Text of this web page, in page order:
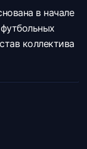
в начале
коллектива